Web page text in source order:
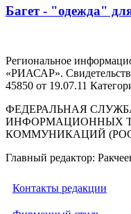
Багет - "одежда"
Региональное
«РИАСАР».
45850 от 19.07.11
ФЕДЕРАЛЬНАЯ
ИНФОРМАЦИОННЫХ
КОММУНИКАЦИЙ
Главный редактор:
Контакты редакции